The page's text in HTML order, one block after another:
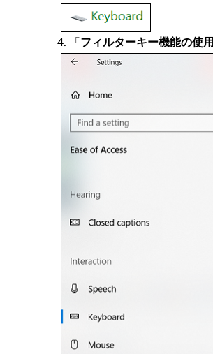
「 フィルターキー機能の使用